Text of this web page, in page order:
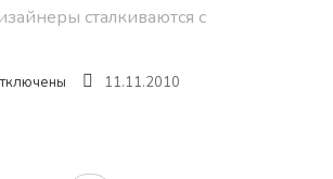
сталкиваются с
11.11.2010